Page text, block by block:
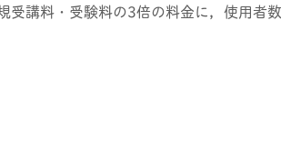
受講料・受験料の3倍の料金に，使用者